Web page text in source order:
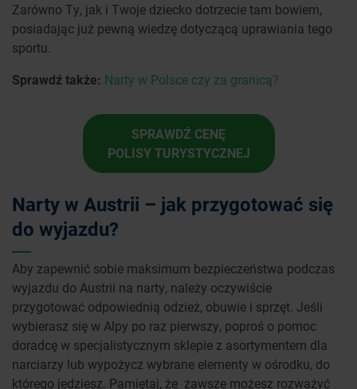
Zarówno Ty, jak i Twoje dziecko dotrzecie tam bowiem,
posiadając już pewną wiedzę dotyczącą uprawiania tego
sportu.
Sprawdź także: Narty w Polsce czy za granicą?
SPRAWDŹ CENĘ
POLISY TURYSTYCZNEJ
Narty w Austrii – jak przygotować się
do wyjazdu?
Aby zapewnić sobie maksimum bezpieczeństwa podczas
wyjazdu do Austrii na narty, należy oczywiście
przygotować odpowiednią odzież, obuwie i sprzęt. Jeśli
wybierasz się w Alpy po raz pierwszy, poproś o pomoc
doradcę w specjalistycznym sklepie z asortymentem dla
narciarzy lub wypożycz wybrane elementy w ośrodku, do
którego jedziesz. Pamiętaj, że zawsze możesz rozważyć